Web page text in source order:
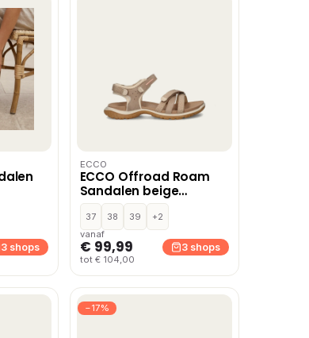
3 shops
ECCO
ECCO Offroad Roam
Sandalen beige
Nubuck
37 38 39
+2
vanaf
€ 99,99
tot € 104,00
3 shops
−17%